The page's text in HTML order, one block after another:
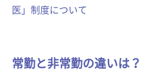
医」制度について
常勤と非常勤の違いは？